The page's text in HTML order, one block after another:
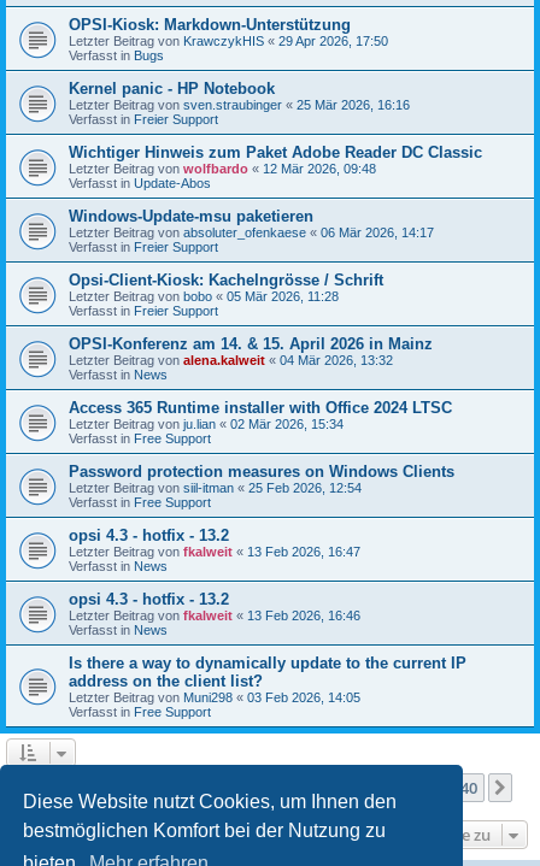
Diese Website nutzt Cookies, um Ihnen den
bestmöglichen Komfort bei der Nutzung zu
OPSI-Kiosk: Markdown-Unterstützung
Letzter Beitrag von KrawczykHIS « 29 Apr 2026, 17:50
Verfasst in Bugs
Kernel panic - HP Notebook
Letzter Beitrag von sven.straubinger « 25 Mär 2026, 16:16
Verfasst in Freier Support
Wichtiger Hinweis zum Paket Adobe Reader DC Classic
Letzter Beitrag von wolfbardo « 12 Mär 2026, 09:48
Verfasst in Update-Abos
Windows-Update-msu paketieren
Letzter Beitrag von absoluter_ofenkaese « 06 Mär 2026, 14:17
Verfasst in Freier Support
Opsi-Client-Kiosk: Kachelngrösse / Schrift
Letzter Beitrag von bobo « 05 Mär 2026, 11:28
Verfasst in Freier Support
OPSI-Konferenz am 14. & 15. April 2026 in Mainz
Letzter Beitrag von alena.kalweit « 04 Mär 2026, 13:32
Verfasst in News
Access 365 Runtime installer with Office 2024 LTSC
Letzter Beitrag von ju.lian « 02 Mär 2026, 15:34
Verfasst in Free Support
Password protection measures on Windows Clients
Letzter Beitrag von siil-itman « 25 Feb 2026, 12:54
Verfasst in Free Support
opsi 4.3 - hotfix - 13.2
Letzter Beitrag von fkalweit « 13 Feb 2026, 16:47
Verfasst in News
opsi 4.3 - hotfix - 13.2
Letzter Beitrag von fkalweit « 13 Feb 2026, 16:46
Verfasst in News
Is there a way to dynamically update to the current IP
address on the client list?
Letzter Beitrag von Muni298 « 03 Feb 2026, 14:05
Verfasst in Free Support
40
Gehe zu